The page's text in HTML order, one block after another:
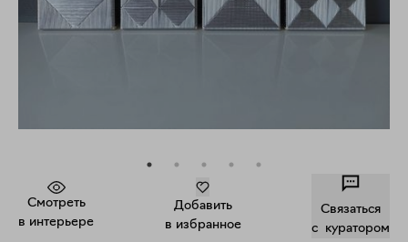
Смотреть
в интерьере
Добавить
в избранное
Связаться
c куратором